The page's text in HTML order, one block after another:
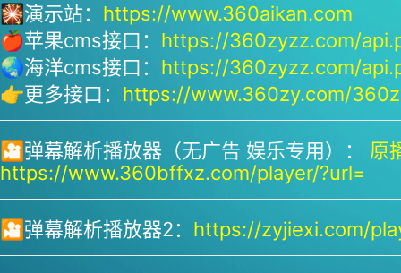
🎇演示站： https://www.360aikan.com
🍎苹果cms接口： https://360zyzz.com/
🌏海洋cms接口： https://360zyzz.com/
👉更多接口： https://www.360zy.com/
🎦弹幕解析播放器（无广告 娱乐专用）： 原
https://www.360bffxz.com/player/?url=
🎦弹幕解析播放器2： https://zyjiexi.com/